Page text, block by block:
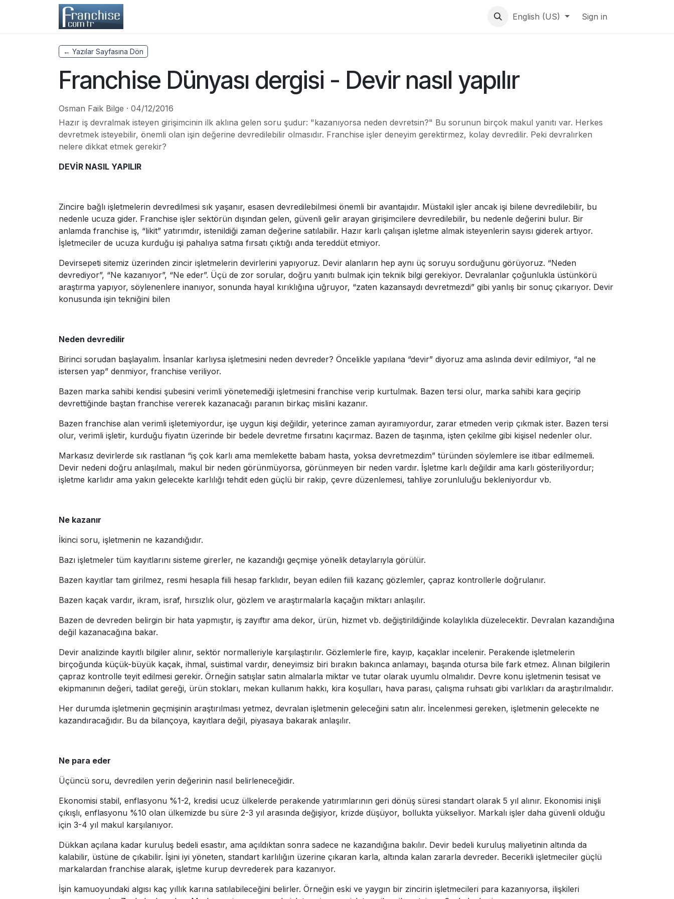
English (US) Sign in
← Yazılar Sayfasına Dön
Franchise Dünyası dergisi - Devir nasıl yapılır
Osman Faik Bilge · 04/12/2016
Hazır iş devralmak isteyen girişimcinin ilk aklına gelen soru şudur: "kazanıyorsa neden devretsin?" Bu sorunun birçok makul yanıtı var. Herkes
devretmek isteyebilir, önemli olan işin değerine devredilebilir olmasıdır. Franchise işler deneyim gerektirmez, kolay devredilir. Peki devralırken
nelere dikkat etmek gerekir?
DEVİR NASIL YAPILIR
Zincire bağlı işletmelerin devredilmesi sık yaşanır, esasen devredilebilmesi önemli bir avantajıdır. Müstakil işler ancak işi bilene devredilebilir, bu
nedenle ucuza gider. Franchise işler sektörün dışından gelen, güvenli gelir arayan girişimcilere devredilebilir, bu nedenle değerini bulur. Bir
anlamda franchise iş, “likit” yatırımdır, istenildiği zaman değerine satılabilir. Hazır karlı çalışan işletme almak isteyenlerin sayısı giderek artıyor.
İşletmeciler de ucuza kurduğu işi pahalıya satma fırsatı çıktığı anda tereddüt etmiyor.
Devirsepeti sitemiz üzerinden zincir işletmelerin devirlerini yapıyoruz. Devir alanların hep aynı üç soruyu sorduğunu görüyoruz. “Neden
devrediyor”, “Ne kazanıyor”, “Ne eder”. Üçü de zor sorular, doğru yanıtı bulmak için teknik bilgi gerekiyor. Devralanlar çoğunlukla üstünkörü
araştırma yapıyor, söylenenlere inanıyor, sonunda hayal kırıklığına uğruyor, “zaten kazansaydı devretmezdi” gibi yanlış bir sonuç çıkarıyor. Devir
konusunda işin tekniğini bilen
Neden devredilir
Birinci sorudan başlayalım. İnsanlar karlıysa işletmesini neden devreder? Öncelikle yapılana “devir” diyoruz ama aslında devir edilmiyor, “al ne
istersen yap” denmiyor, franchise veriliyor.
Bazen marka sahibi kendisi şubesini verimli yönetemediği işletmesini franchise verip kurtulmak. Bazen tersi olur, marka sahibi kara geçirip
devrettiğinde baştan franchise vererek kazanacağı paranın birkaç mislini kazanır.
Bazen franchise alan verimli işletemiyordur, işe uygun kişi değildir, yeterince zaman ayıramıyordur, zarar etmeden verip çıkmak ister. Bazen tersi
olur, verimli işletir, kurduğu fiyatın üzerinde bir bedele devretme fırsatını kaçırmaz. Bazen de taşınma, işten çekilme gibi kişisel nedenler olur.
Markasız devirlerde sık rastlanan “iş çok karlı ama memlekette babam hasta, yoksa devretmezdim” türünden söylemlere ise itibar edilmemeli.
Devir nedeni doğru anlaşılmalı, makul bir neden görünmüyorsa, görünmeyen bir neden vardır. İşletme karlı değildir ama karlı gösteriliyordur;
işletme karlıdır ama yakın gelecekte karlılığı tehdit eden güçlü bir rakip, çevre düzenlemesi, tahliye zorunluluğu bekleniyordur vb.
Ne kazanır
İkinci soru, işletmenin ne kazandığıdır.
Bazı işletmeler tüm kayıtlarını sisteme girerler, ne kazandığı geçmişe yönelik detaylarıyla görülür.
Bazen kayıtlar tam girilmez, resmi hesapla fiili hesap farklıdır, beyan edilen fiili kazanç gözlemler, çapraz kontrollerle doğrulanır.
Bazen kaçak vardır, ikram, israf, hırsızlık olur, gözlem ve araştırmalarla kaçağın miktarı anlaşılır.
Bazen de devreden belirgin bir hata yapmıştır, iş zayıftır ama dekor, ürün, hizmet vb. değiştirildiğinde kolaylıkla düzelecektir. Devralan kazandığına
değil kazanacağına bakar.
Devir analizinde kayıtlı bilgiler alınır, sektör normalleriyle karşılaştırılır. Gözlemlerle fire, kayıp, kaçaklar incelenir. Perakende işletmelerin
birçoğunda küçük-büyük kaçak, ihmal, suistimal vardır, deneyimsiz biri bırakın bakınca anlamayı, başında otursa bile fark etmez. Alınan bilgilerin
çapraz kontrolle teyit edilmesi gerekir. Örneğin satışlar satın almalarla miktar ve tutar olarak uyumlu olmalıdır. Devre konu işletmenin tesisat ve
ekipmanının değeri, tadilat gereği, ürün stokları, mekan kullanım hakkı, kira koşulları, hava parası, çalışma ruhsatı gibi varlıkları da araştırılmalıdır.
Her durumda işletmenin geçmişinin araştırılması yetmez, devralan işletmenin geleceğini satın alır. İncelenmesi gereken, işletmenin gelecekte ne
kazandıracağıdır. Bu da bilançoya, kayıtlara değil, piyasaya bakarak anlaşılır.
Ne para eder
Üçüncü soru, devredilen yerin değerinin nasıl belirleneceğidir.
Ekonomisi stabil, enflasyonu %1-2, kredisi ucuz ülkelerde perakende yatırımlarının geri dönüş süresi standart olarak 5 yıl alınır. Ekonomisi inişli
çıkışlı, enflasyonu %10 olan ülkemizde bu süre 2-3 yıl arasında değişiyor, krizde düşüyor, bollukta yükseliyor. Markalı işler daha güvenli olduğu
için 3-4 yıl makul karşılanıyor.
Dükkan açılana kadar kuruluş bedeli esastır, ama açıldıktan sonra sadece ne kazandığına bakılır. Devir bedeli kuruluş maliyetinin altında da
kalabilir, üstüne de çıkabilir. İşini iyi yöneten, standart karlılığın üzerine çıkaran karla, altında kalan zararla devreder. Becerikli işletmeciler güçlü
markalardan franchise alarak, işletme kurup devrederek para kazanıyor.
İşin kamuoyundaki algısı kaç yıllık karına satılabileceğini belirler. Örneğin eski ve yaygın bir zincirin işletmecileri para kazanıyorsa, ilişkileri